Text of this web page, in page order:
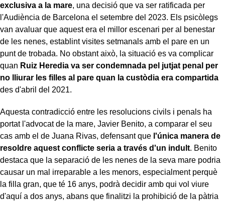
exclusiva a la mare, una decisió que va ser ratificada per
l'Audiència de Barcelona el setembre del 2023. Els psicòlegs
van avaluar que aquest era el millor escenari per al benestar
de les nenes, establint visites setmanals amb el pare en un
punt de trobada. No obstant això, la situació es va complicar
quan Ruiz Heredia va ser condemnada pel jutjat penal per
no lliurar les filles al pare quan la custòdia era compartida
des d'abril del 2021.
Aquesta contradicció entre les resolucions civils i penals ha
portat l'advocat de la mare, Javier Benito, a comparar el seu
cas amb el de Juana Rivas, defensant que l'única manera de
resoldre aquest conflicte seria a través d'un indult. Benito
destaca que la separació de les nenes de la seva mare podria
causar un mal irreparable a les menors, especialment perquè
la filla gran, que té 16 anys, podrà decidir amb qui vol viure
d'aquí a dos anys, abans que finalitzi la prohibició de la pàtria